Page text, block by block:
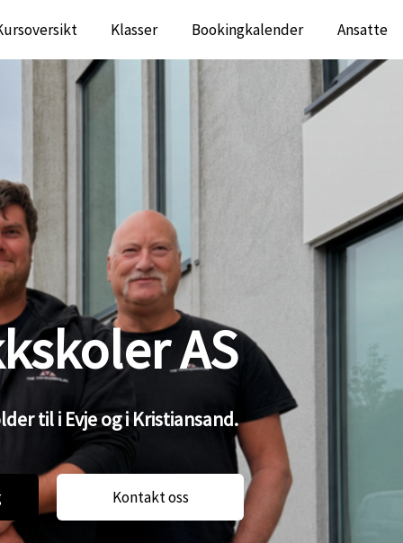
Klasser Bookingkalender Ansatte
AS
til i Evje og i Kristiansand.
Kontakt oss